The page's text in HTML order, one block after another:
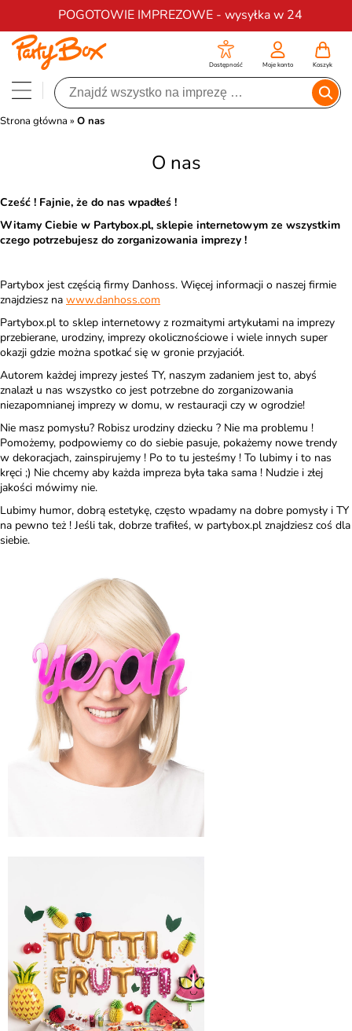
POGOTOWIE IMPREZOWE - wysyłka w 24
Darmowa dostawa na zamówienia od 200 zł
Dostępność Moje konto Koszyk
Strona główna » O nas
O nas
Cześć ! Fajnie, że do nas wpadłeś !
Witamy Ciebie w Partybox.pl, sklepie internetowym ze wszystkim
czego potrzebujesz do zorganizowania imprezy !
Partybox jest częścią firmy Danhoss. Więcej informacji o naszej firmie
znajdziesz na www.danhoss.com
Partybox.pl to sklep internetowy z rozmaitymi artykułami na imprezy
przebierane, urodziny, imprezy okolicznościowe i wiele innych super
okazji gdzie można spotkać się w gronie przyjaciół.
Autorem każdej imprezy jesteś TY, naszym zadaniem jest to, abyś
znalazł u nas wszystko co jest potrzebne do zorganizowania
niezapomnianej imprezy w domu, w restauracji czy w ogrodzie!
Nie masz pomysłu? Robisz urodziny dziecku ? Nie ma problemu !
Pomożemy, podpowiemy co do siebie pasuje, pokażemy nowe trendy
w dekoracjach, zainspirujemy ! Po to tu jesteśmy ! To lubimy i to nas
kręci ;) Nie chcemy aby każda impreza była taka sama ! Nudzie i złej
jakości mówimy nie.
Lubimy humor, dobrą estetykę, często wpadamy na dobre pomysły i TY
na pewno też ! Jeśli tak, dobrze trafiłeś, w partybox.pl znajdziesz coś dla
siebie.